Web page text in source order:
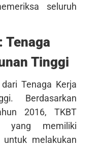
seluruh
Tenaga
Tinggi
Tenaga Kerja
Berdasarkan
2016, TKBT
yang memiliki
melakukan